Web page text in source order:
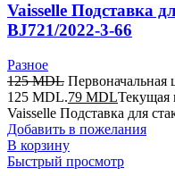
Vaisselle Подставка
BJ721/2022-3-66
Разное
125MDL Первоначальная
125 MDL.79 MDLТекущая
Vaisselle Подставка для
Добавить в пожелания
В корзину
Быстрый просмотр